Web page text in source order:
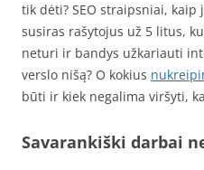
tik dėti? SEO straipsniai, kaip
susiras rašytojus už 5 litus,
neturi ir bandys užkariauti
verslo nišą? O kokius
būti ir kiek negalima viršyti,
Savarankiški darbai